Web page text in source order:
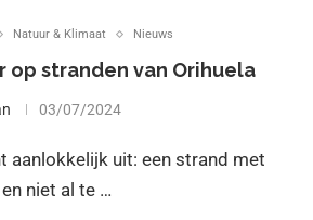
Natuur & Klimaat Nieuws
op stranden van Orihuela
03/07/2024
aanlokkelijk uit: een strand met
niet al te …